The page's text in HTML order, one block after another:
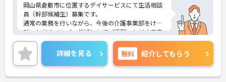
岡山県倉敷市に位置するデイサービスにて生活相談
員（幹部候補生）募集です。
通常の業務を行いながら、今後の介護事業部をけん
引いただくメンバー候補としてご活躍いただく予定
です。
月平均残業10h程度、年間休日114日とメリハリをつ
けて働ける環境があります。
ご興味のある方には、面接対策ポイントなど、さら
に詳細をお話いたしますので、お気軽にご相談くだ
詳細を見る 無料 紹介してもらう